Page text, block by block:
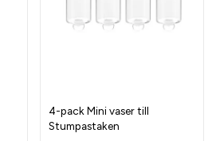
4-pack Mini vaser till
Stumpastaken